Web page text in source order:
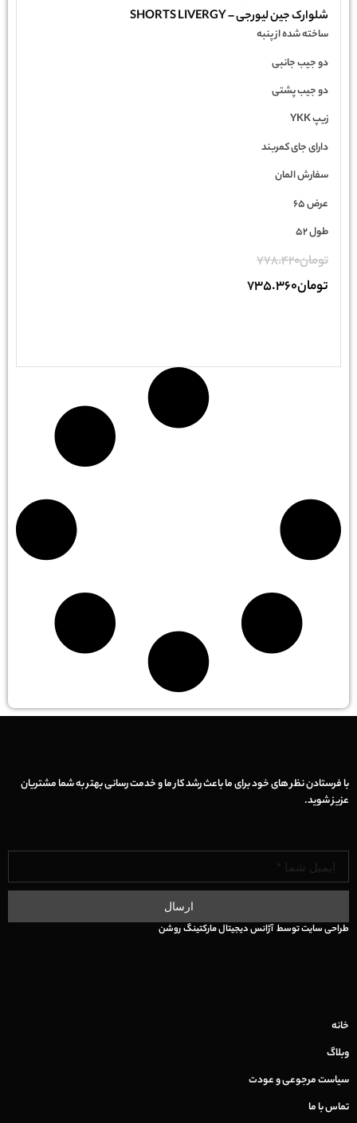
شلوارک جین لیورجی – SHORTS LIVERGY
ساخته شده از پنبه
دو جیب جانبی
دو جیب پشتی
زیپ YKK
دارای جای کمربند
سفارش المان
عرض 65
طول 52
تومان778.420
تومان735.360
با فرستادن نظر های خود برای ما باعث رشد کار ما و خدمت رسانی بهتر به شما مشتریان
عزیز شوید.
ارسال
طراحی سایتتوسطآژانس دیجیتال مارکتینگروشن
خانه
وبلاگ
سیاست مرجوعی و عودت
تماس با ما